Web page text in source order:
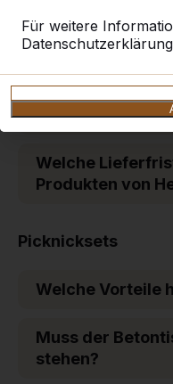
Für weitere
Sitzflächen der
Welches
Bestellung von
aus Beton?
Welche
Produkten von
Picknicksets
Welche Vorteile
Muss der
stehen?